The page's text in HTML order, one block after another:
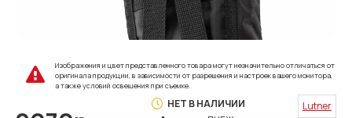
Изображения и цвет представленного товара могут незначительно отличаться от
оригинала продукции, в зависимости от разрешения и настроек вашего монитора,
а также условий освещения при съемке.
НЕТ В НАЛИЧИИ
Lutner